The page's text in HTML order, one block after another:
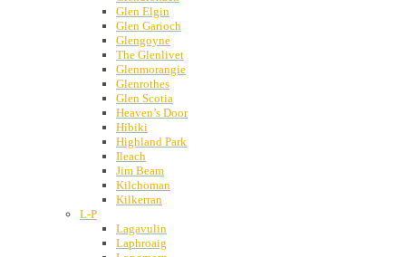
Glen Elgin
Glen Garioch
Glengoyne
The Glenlivet
Glenmorangie
Glenrothes
Glen Scotia
Heaven’s Door
Hibiki
Highland Park
Ileach
Jim Beam
Kilchoman
Kilkerran
L-P
Lagavulin
Laphroaig